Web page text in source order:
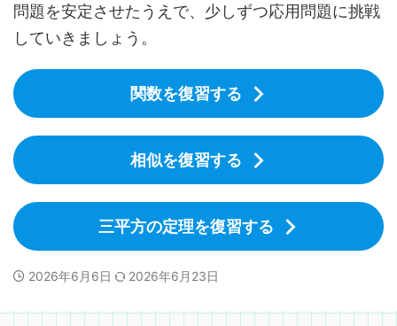
問題を安定させたうえで、少しずつ応用問題に挑戦
していきましょう。
関数を復習する
相似を復習する
三平方の定理を復習する
2026年6月6日 2026年6月23日